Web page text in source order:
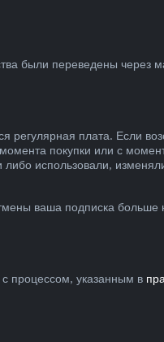
были переведены через
регулярная плата. Если
покупки или с
либо использовали,
ваша подписка больше
с процессом, указанным в